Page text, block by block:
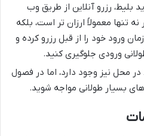
بلیط، رزرو آنلاین از طریق وب
تنها معمولاً ارزان تر است، بلکه
ورود خود را از قبل رزرو کرده و
ورودی جلوگیری کنید.
محل نیز وجود دارد، اما در فصول
بسیار طولانی مواجه شوید.